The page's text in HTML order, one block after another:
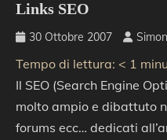
Links SEO
30 Ottobre 2007
Tempo di lettura: < 1
Il SEO (Search Engine
molto ampio e dibattuto
forums ecc… dedicati